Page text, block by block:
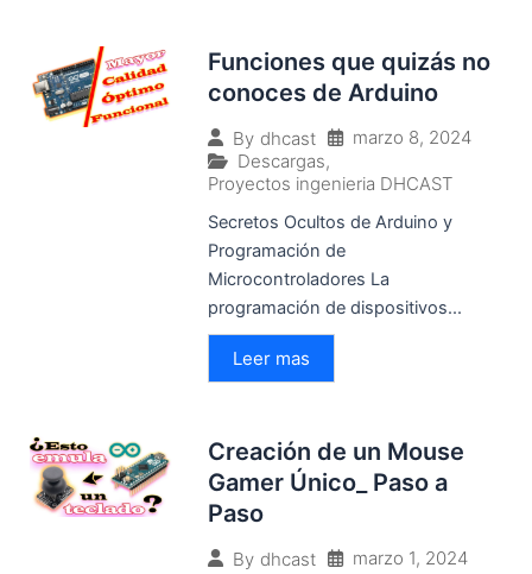
Funciones que quizás no
conoces de Arduino
By dhcast
marzo 8, 2024
Descargas,
Proyectos ingenieria DHCAST
Secretos Ocultos de Arduino y
Programación de
Microcontroladores La
programación de dispositivos...
Leer mas
Creación de un Mouse
Gamer Único_ Paso a
Paso
By dhcast
marzo 1, 2024